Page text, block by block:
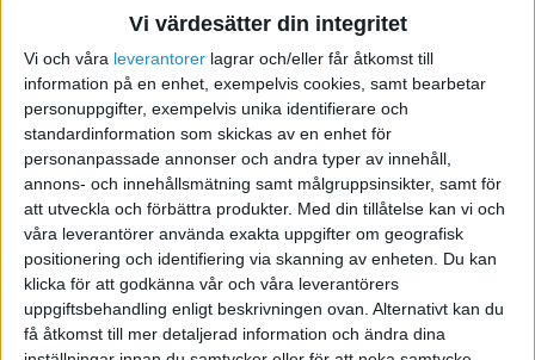
Vi värdesätter din integritet
Vi och våra leverantorer lagrar och/eller får åtkomst till
information på en enhet, exempelvis cookies, samt bearbetar
personuppgifter, exempelvis unika identifierare och
standardinformation som skickas av en enhet för
personanpassade annonser och andra typer av innehåll,
annons- och innehållsmätning samt målgruppsinsikter, samt för
att utveckla och förbättra produkter. Med din tillåtelse kan vi och
våra leverantörer använda exakta uppgifter om geografisk
positionering och identifiering via skanning av enheten. Du kan
klicka för att godkänna vår och våra leverantörers
uppgiftsbehandling enligt beskrivningen ovan. Alternativt kan du
få åtkomst till mer detaljerad information och ändra dina
FORUMAKTIVITET
Förslag på bokföringsprogram
Svar
i Bokföring forum, Skatter och
Företagsformer
för 10 år sedan
Hjälp mig hitta enkelt bokföringsprogram
AVSLUTAT INLÄGG
Svar
i Bokföring forum, Skatter och
Företagsformer
för 10 år sedan